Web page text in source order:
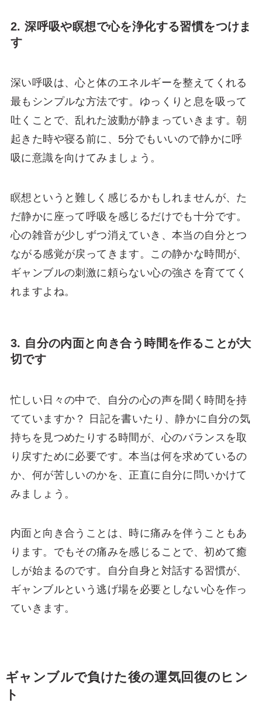
2. 深呼吸や瞑想で心を浄化する習慣をつけま
す
深い呼吸は、心と体のエネルギーを整えてくれる
最もシンプルな方法です。ゆっくりと息を吸って
吐くことで、乱れた波動が静まっていきます。朝
起きた時や寝る前に、5分でもいいので静かに呼
吸に意識を向けてみましょう。
瞑想というと難しく感じるかもしれませんが、た
だ静かに座って呼吸を感じるだけでも十分です。
心の雑音が少しずつ消えていき、本当の自分とつ
ながる感覚が戻ってきます。この静かな時間が、
ギャンブルの刺激に頼らない心の強さを育ててく
れますよね。
3. 自分の内面と向き合う時間を作ることが大
切です
忙しい日々の中で、自分の心の声を聞く時間を持
てていますか？ 日記を書いたり、静かに自分の気
持ちを見つめたりする時間が、心のバランスを取
り戻すために必要です。本当は何を求めているの
か、何が苦しいのかを、正直に自分に問いかけて
みましょう。
内面と向き合うことは、時に痛みを伴うこともあ
ります。でもその痛みを感じることで、初めて癒
しが始まるのです。自分自身と対話する習慣が、
ギャンブルという逃げ場を必要としない心を作っ
ていきます。
ギャンブルで負けた後の運気回復のヒン
ト